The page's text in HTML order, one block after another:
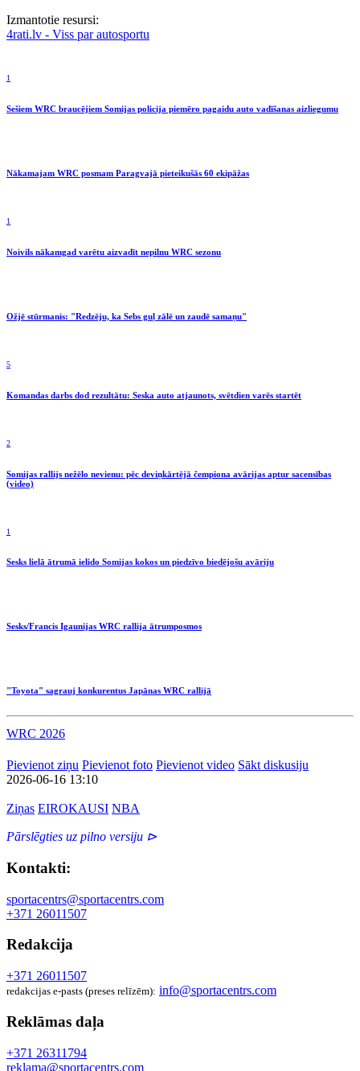
Izmantotie resursi:
4rati.lv - Viss par autosportu
1
Sešiem WRC braucējiem Somijas policija piemēro pagaidu auto vadīšanas aizliegumu
Nākamajam WRC posmam Paragvajā pieteikušās 60 ekipāžas
1
Noivils nākamgad varētu aizvadīt nepilnu WRC sezonu
Ožjē stūrmanis: "Redzēju, ka Sebs guļ zālē un zaudē samaņu"
5
Komandas darbs dod rezultātu: Seska auto atjaunots, svētdien varēs startēt
2
Somijas rallijs nežēlo nevienu: pēc deviņkārtējā čempiona avārijas aptur sacensības
(video)
1
Sesks lielā ātrumā ielido Somijas kokos un piedzīvo biedējošu avāriju
Sesks/Francis Igaunijas WRC rallija ātrumposmos
"Toyota" sagrauj konkurentus Japānas WRC rallijā
WRC 2026
Pievienot ziņu Pievienot foto Pievienot video Sākt diskusiju
2026-06-16 13:10
Ziņas EIROKAUSI NBA
Pārslēgties uz pilno versiju ⊳
Kontakti:
sportacentrs@sportacentrs.com
+371 26011507
Redakcija
+371 26011507
redakcijas e-pasts (preses relīzēm): info@sportacentrs.com
Reklāmas daļa
+371 26311794
reklama@sportacentrs.com